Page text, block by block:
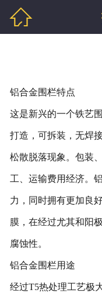

铝合金围栏特点
这是新兴的一个铁艺
打造，可拆装，无焊
松散脱落现象。包装
工、运输费用经济。
力，同时拥有更加良
膜，在经过尤其和阳
腐蚀性。
铝合金围栏用途
经过T5热处理工艺极